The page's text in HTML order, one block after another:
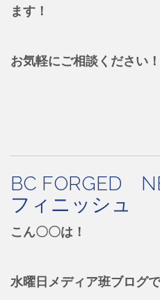
ます！
お気軽にご相談ください
BC FORGED
フィニッシュ
こん〇〇は！
水曜日メディア班ブログで